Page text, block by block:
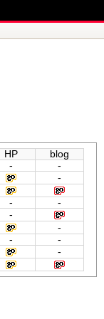
HP
blog
-
-
-
-
-
-
-
-
-
-